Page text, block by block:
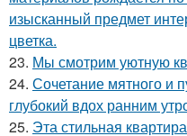
изысканный предмет
цветка.
23. Мы смотрим уютную
24. Сочетание мятного и
глубокий вдох ранним
25. Эта стильная